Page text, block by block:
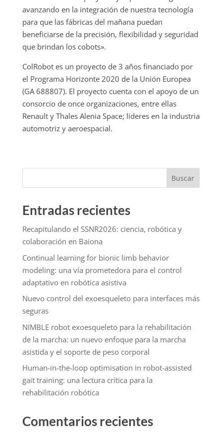
avanzando en la integración de nuestra tecnología
para que las fábricas del mañana puedan
beneficiarse de la precisión, flexibilidad y seguridad
que brindan los cobots».
ColRobot es un proyecto de 3 años financiado por
el Programa Horizonte 2020 de la Unión Europea
(GA 688807). El proyecto cuenta con el apoyo de un
consorcio de once organizaciones, entre ellas
Renault y Thales Alenia Space; líderes en la industria
automotriz y aeroespacial.
Buscar
Entradas recientes
Recapitulando el SSNR2026: ciencia, robótica y
colaboración en Baiona
Continual learning for bionic limb behavior
modeling: una vía prometedora para el control
adaptativo en robótica asistiva
Nuevo control del exoesqueleto para interfaces más
seguras
NIMBLE robot exoesqueleto para la rehabilitación
de la marcha: un nuevo enfoque para la marcha
asistida y el soporte de peso corporal
Human-in-the-loop optimisation in robot-assisted
gait training: una lectura crítica para la
rehabilitación robótica
Comentarios recientes